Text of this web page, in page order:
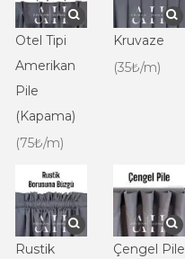
Otel Tipi
Amerikan
Pile
(Kapama)
(75₺/m)
Kruvaze
(35₺/m)
Rustik
Çengel Pile